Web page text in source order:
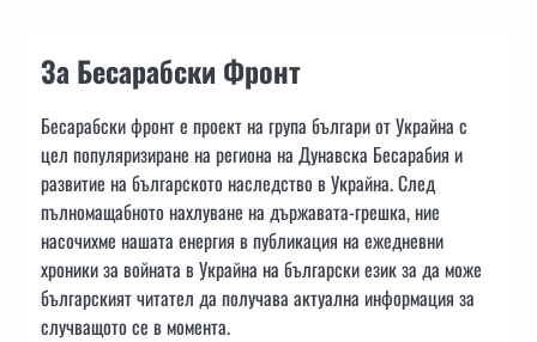
За Бесарабски Фронт
Бесарабски фронт е проект на група българи от Украйна с
цел популяризиране на региона на Дунавска Бесарабия и
развитие на българското наследство в Украйна. След
пълномащабното нахлуване на държавата-грешка, ние
насочихме нашата енергия в публикация на ежедневни
хроники за войната в Украйна на български език за да може
българският читател да получава актуална информация за
случващото се в момента.